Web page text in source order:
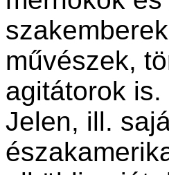
művészek,
agitátorok is.
Jelen, ill.